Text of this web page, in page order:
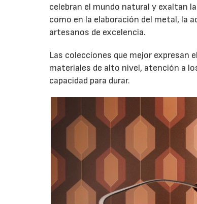
celebran el mundo natural y exaltan
como en la elaboración del metal, la
artesanos de excelencia.
Las colecciones que mejor expresan
materiales de alto nivel, atención a
capacidad para durar.